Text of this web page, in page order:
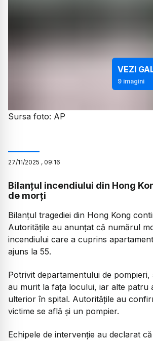
VEZI
9imagini
Sursa foto: AP
27/11/2025 , 09:16
Bilanțul incendiului din Hong
de morți
Bilanțul tragediei din Hong Kong
Autoritățile au anunțat că numărul
incendiului care a cuprins
ajuns la 55.
Potrivit departamentului de pompieri,
au murit la fața locului, iar alte patru
ulterior în spital. Autoritățile au
victime se află și un pompier.
Echipele de intervenție au declarat